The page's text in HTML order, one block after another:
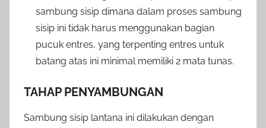
sambung sisip dimana dalam proses sambung
sisip ini tidak harus menggunakan bagian
pucuk entres, yang terpenting entres untuk
batang atas ini minimal memiliki 2 mata tunas.
TAHAP PENYAMBUNGAN
Sambung sisip lantana ini dilakukan dengan